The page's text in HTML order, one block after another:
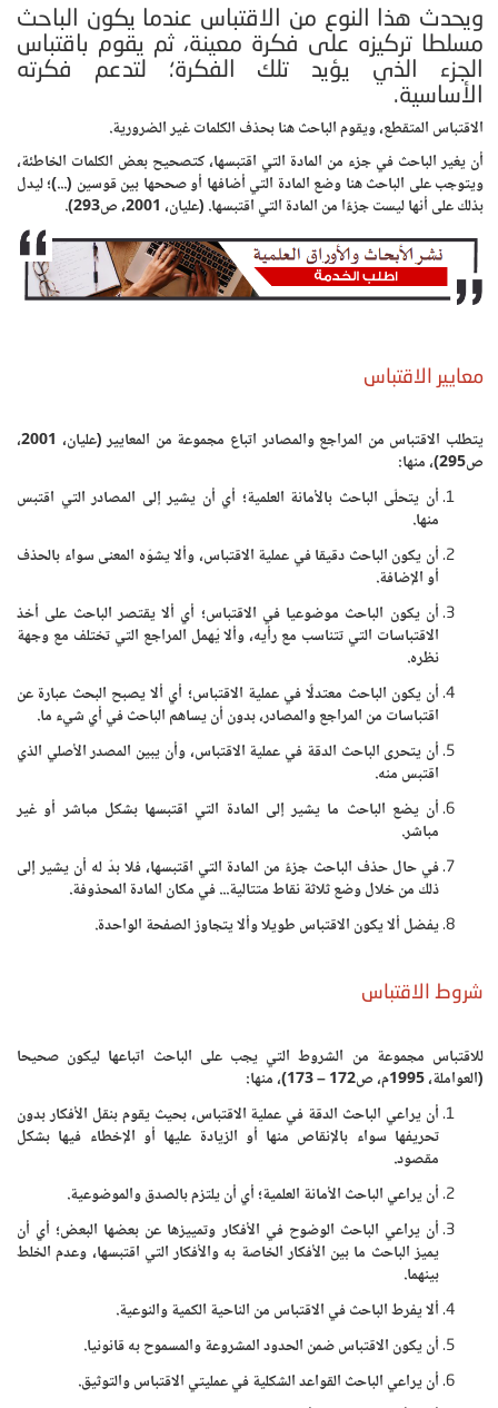
ويحدث هذا النوع من الاقتباس عندما يكون الباحث
مسلطا تركيزه على فكرة معينة، ثم يقوم باقتباس
الجزء الذي يؤيد تلك الفكرة؛ لتدعم فكرته
الأساسية.
الاقتباس المتقطع، ويقوم الباحث هنا بحذف الكلمات غير الضرورية.
أن يغير الباحث في جزء من المادة التي اقتبسها، كتصحيح بعض الكلمات الخاطئة،
ويتوجب على الباحث هنا وضع المادة التي أضافها أو صححها بين قوسين (...)؛ ليدل
بذلك على أنها ليست جزءًا من المادة التي اقتبسها. (عليان، 2001، ص293).
معايير الاقتباس
يتطلب الاقتباس من المراجع والمصادر اتباع مجموعة من المعايير (عليان، 2001،
ص295)، منها:
أن يتحلّى الباحث بالأمانة العلمية؛ أي أن يشير إلى المصادر التي اقتبس
منها.
أن يكون الباحث دقيقا في عملية الاقتباس، وألا يشوّه المعنى سواء بالحذف
أو الإضافة.
أن يكون الباحث موضوعيا في الاقتباس؛ أي ألا يقتصر الباحث على أخذ
الاقتباسات التي تتناسب مع رأيه، وألا يُهمل المراجع التي تختلف مع وجهة
نظره.
أن يكون الباحث معتدلًا في عملية الاقتباس؛ أي ألا يصبح البحث عبارة عن
اقتباسات من المراجع والمصادر، بدون أن يساهم الباحث في أي شيء ما.
أن يتحرى الباحث الدقة في عملية الاقتباس، وأن يبين المصدر الأصلي الذي
اقتبس منه.
أن يضع الباحث ما يشير إلى المادة التي اقتبسها بشكل مباشر أو غير
مباشر.
في حال حذف الباحث جزءً من المادة التي اقتبسها، فلا بدّ له أن يشير إلى
ذلك من خلال وضع ثلاثة نقاط متتالية... في مكان المادة المحذوفة.
يفضل ألا يكون الاقتباس طويلا وألا يتجاوز الصفحة الواحدة.
شروط الاقتباس
للاقتباس مجموعة من الشروط التي يجب على الباحث اتباعها ليكون صحيحا
(العواملة، 1995م، ص172 – 173)، منها:
أن يراعي الباحث الدقة في عملية الاقتباس، بحيث يقوم بنقل الأفكار بدون
تحريفها سواء بالإنقاص منها أو الزيادة عليها أو الإخطاء فيها بشكل
مقصود.
أن يراعي الباحث الأمانة العلمية؛ أي أن يلتزم بالصدق والموضوعية.
أن يراعي الباحث الوضوح في الأفكار وتمييزها عن بعضها البعض؛ أي أن
يميز الباحث ما بين الأفكار الخاصة به والأفكار التي اقتبسها، وعدم الخلط
بينهما.
ألا يفرط الباحث في الاقتباس من الناحية الكمية والنوعية.
أن يكون الاقتباس ضمن الحدود المشروعة والمسموح به قانونيا.
أن يراعي الباحث القواعد الشكلية في عمليتي الاقتباس والتوثيق.